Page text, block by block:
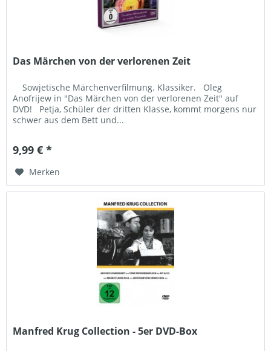
Das Märchen von der verlorenen Zeit
Sowjetische Märchenverfilmung. Klassiker. Oleg
Anofrijew in "Das Märchen von der verlorenen Zeit" auf
DVD! Petja, Schüler der dritten Klasse, kommt morgens nur
schwer aus dem Bett und...
9,99 € *
Merken
Manfred Krug Collection - 5er DVD-Box